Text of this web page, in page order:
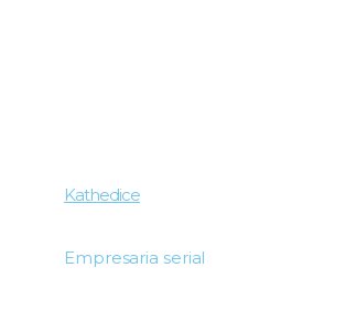
Kathedice
Empresaria serial